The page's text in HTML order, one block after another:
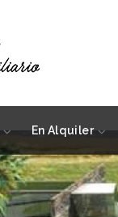
En Alquiler